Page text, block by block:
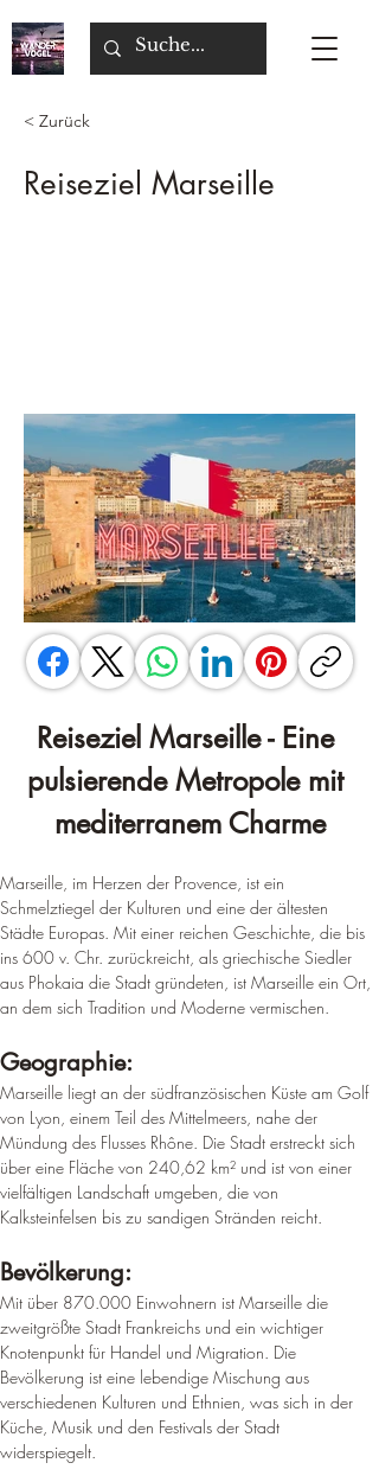
< Zurück
Reiseziel Marseille
Reiseziel Marseille - Eine
pulsierende Metropole mit
mediterranem Charme
Marseille, im Herzen der Provence, ist ein
Schmelztiegel der Kulturen und eine der ältesten
Städte Europas. Mit einer reichen Geschichte, die bis
ins 600 v. Chr. zurückreicht, als griechische Siedler
aus Phokaia die Stadt gründeten, ist Marseille ein Ort,
an dem sich Tradition und Moderne vermischen.
Geographie:
Marseille liegt an der südfranzösischen Küste am Golf
von Lyon, einem Teil des Mittelmeers, nahe der
Mündung des Flusses Rhône. Die Stadt erstreckt sich
über eine Fläche von 240,62 km² und ist von einer
vielfältigen Landschaft umgeben, die von
Kalksteinfelsen bis zu sandigen Stränden reicht.
Bevölkerung:
Mit über 870.000 Einwohnern ist Marseille die
zweitgrößte Stadt Frankreichs und ein wichtiger
Knotenpunkt für Handel und Migration. Die
Bevölkerung ist eine lebendige Mischung aus
verschiedenen Kulturen und Ethnien, was sich in der
Küche, Musik und den Festivals der Stadt
widerspiegelt.